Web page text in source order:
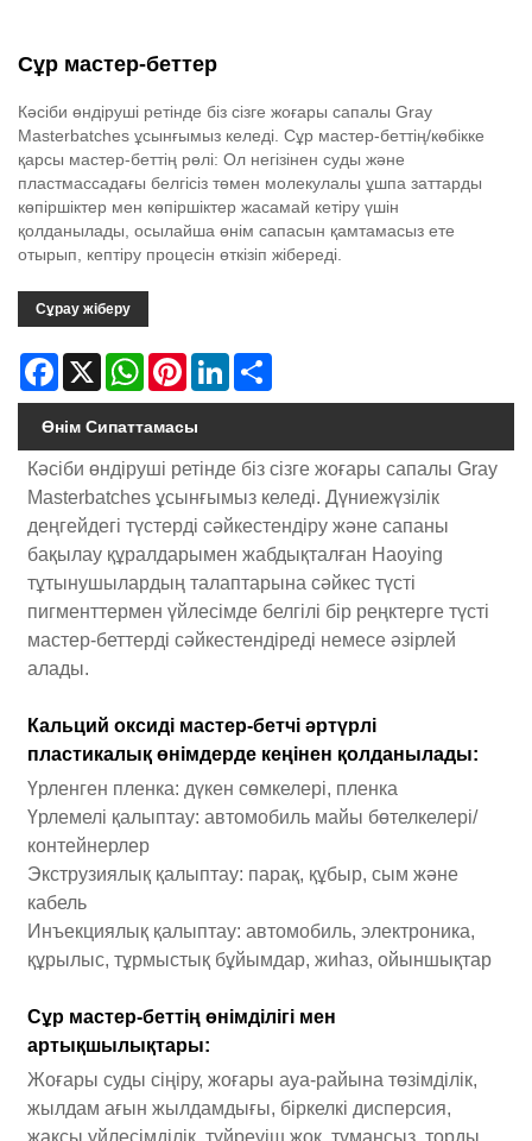
Сұр мастер-беттер
Кәсіби өндіруші ретінде біз сізге жоғары сапалы Gray
Masterbatches ұсынғымыз келеді. Сұр мастер-беттің/көбікке
қарсы мастер-беттің рөлі: Ол негізінен суды және
пластмассадағы белгісіз төмен молекулалы ұшпа заттарды
көпіршіктер мен көпіршіктер жасамай кетіру үшін
қолданылады, осылайша өнім сапасын қамтамасыз ете
отырып, кептіру процесін өткізіп жібереді.
Сұрау жіберу
Facebook
X WhatsAppPinterestLinkedIn
Өнім Сипаттамасы
Кәсіби өндіруші ретінде біз сізге жоғары сапалы Gray
Masterbatches ұсынғымыз келеді. Дүниежүзілік
деңгейдегі түстерді сәйкестендіру және сапаны
бақылау құралдарымен жабдықталған Haoying
тұтынушылардың талаптарына сәйкес түсті
пигменттермен үйлесімде белгілі бір реңктерге түсті
мастер-беттерді сәйкестендіреді немесе әзірлей
алады.
Кальций оксиді мастер-бетчі әртүрлі
пластикалық өнімдерде кеңінен қолданылады:
Үрленген пленка: дүкен сөмкелері, пленка
Үрлемелі қалыптау: автомобиль майы бөтелкелері/
контейнерлер
Экструзиялық қалыптау: парақ, құбыр, сым және
кабель
Инъекциялық қалыптау: автомобиль, электроника,
құрылыс, тұрмыстық бұйымдар, жиһаз, ойыншықтар
Сұр мастер-беттің өнімділігі мен
артықшылықтары:
Жоғары суды сіңіру, жоғары ауа-райына төзімділік,
жылдам ағын жылдамдығы, біркелкі дисперсия,